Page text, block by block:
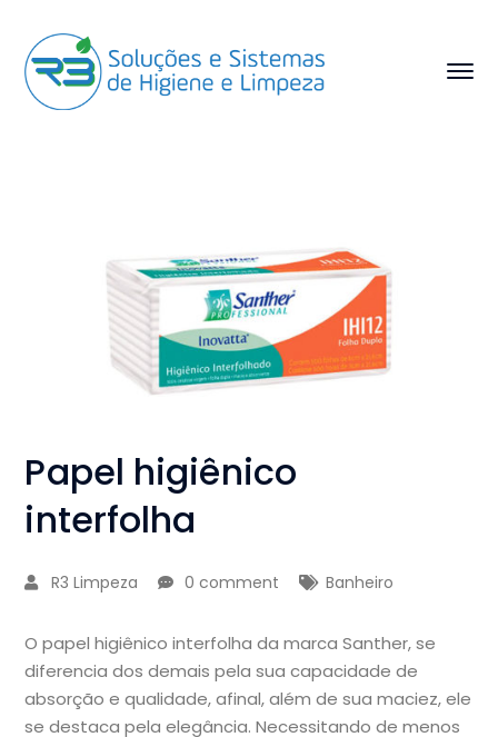
Papel higiênico
interfolha
R3 Limpeza 0 comment Banheiro
O papel higiênico interfolha da marca Santher, se
diferencia dos demais pela sua capacidade de
absorção e qualidade, afinal, além de sua maciez, ele
se destaca pela elegância. Necessitando de menos